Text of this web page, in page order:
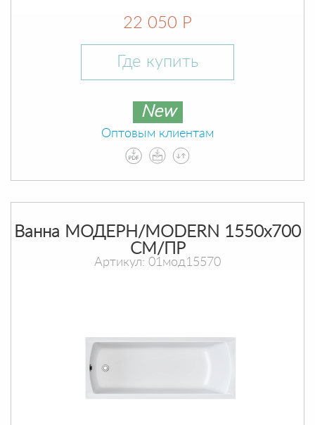
22 050 Р
Где купить
New
Оптовым клиентам
Ванна МОДЕРН/MODERN 1550х700
СМ/ПР
Артикул: 01мод15570